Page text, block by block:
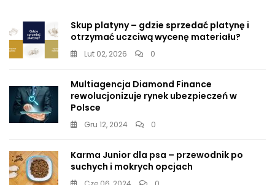
Skup platyny – gdzie sprzedać platynę i
otrzymać uczciwą wycenę materiału?
Lut 02, 2026 0
Multiagencja Diamond Finance
rewolucjonizuje rynek ubezpieczeń w
Polsce
Gru 12, 2024 0
Karma Junior dla psa – przewodnik po
suchych i mokrych opcjach